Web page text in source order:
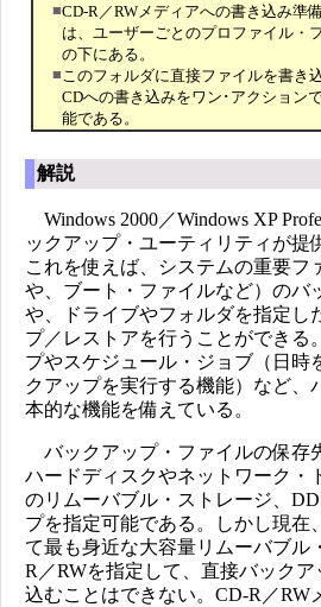
■CD-R／RWメディアへの書き込み準
は、ユーザーごとのプロファイル・
の下にある。
■このフォルダに直接ファイルを書き込
CDへの書き込みをワン･アクション
能である。
解説
Windows 2000／Windows XP
ックアップ・ユーティリティが提
これを使えば、システムの重要フ
や、ブート・ファイルなど）のバ
や、ドライブやフォルダを指定し
プ／レストアを行うことができる
プやスケジュール・ジョブ（日時
クアップを実行する機能）など、
本的な機能を備えている。
バックアップ・ファイルの保存
ハードディスクやネットワーク・
のリムーバブル・ストレージ、
プを指定可能である。しかし現在
て最も身近な大容量リムーバブル
R／RWを指定して、直接バック
込むことはできない。CD-R／RW